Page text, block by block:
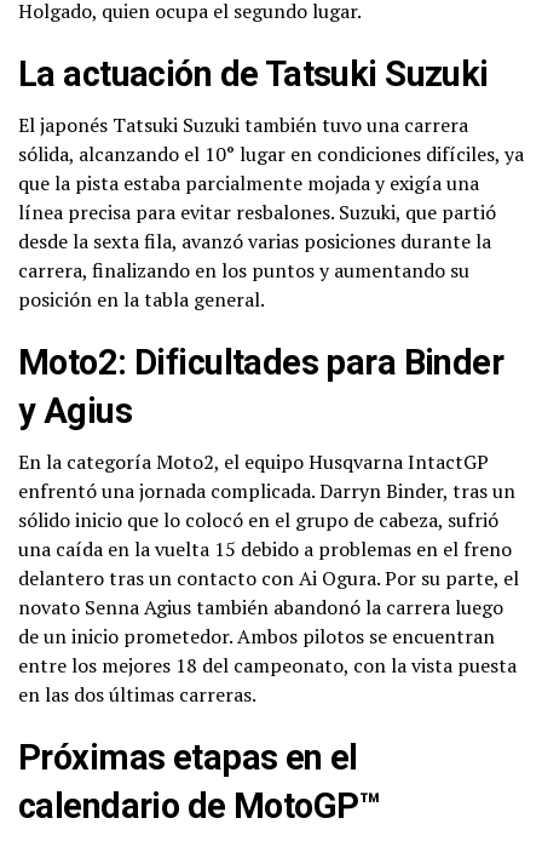
Holgado, quien ocupa el segundo lugar.
La actuación de Tatsuki Suzuki
El japonés Tatsuki Suzuki también tuvo una carrera
sólida, alcanzando el 10° lugar en condiciones difíciles, ya
que la pista estaba parcialmente mojada y exigía una
línea precisa para evitar resbalones. Suzuki, que partió
desde la sexta fila, avanzó varias posiciones durante la
carrera, finalizando en los puntos y aumentando su
posición en la tabla general.
Moto2: Dificultades para Binder
y Agius
En la categoría Moto2, el equipo Husqvarna IntactGP
enfrentó una jornada complicada. Darryn Binder, tras un
sólido inicio que lo colocó en el grupo de cabeza, sufrió
una caída en la vuelta 15 debido a problemas en el freno
delantero tras un contacto con Ai Ogura. Por su parte, el
novato Senna Agius también abandonó la carrera luego
de un inicio prometedor. Ambos pilotos se encuentran
entre los mejores 18 del campeonato, con la vista puesta
en las dos últimas carreras.
Próximas etapas en el
calendario de MotoGP™